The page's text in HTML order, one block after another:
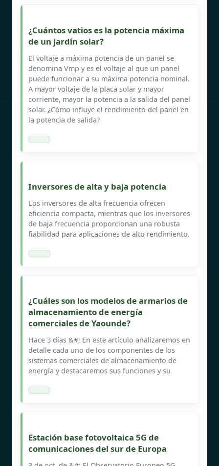
¿Cuántos vatios es la potencia máxima
de un jardín solar?
El voltaje a máxima potencia de un panel se
denomina Vmp y es el voltaje al que un panel
puede funcionar a su máxima potencia nominal.
A mayor voltaje de la placa solar y mayor
corriente, mayor la potencia a la salida del panel
solar. ¿Cómo influye el rendimiento del panel en
la potencia de salida?
Inversores de alta y baja potencia
Los inversores de alta frecuencia ofrecen
eficiencia compacta, mientras que los inversores
de baja frecuencia proporcionan una robusta
fiabilidad para aplicaciones de alto rendimiento.
¿Cuáles son los modelos de armarios de
almacenamiento de energía
comerciales de Yaounde?
Hace 3 días &#; En este artículo analizaremos en
detalle cada uno de los componentes de los
sistemas comerciales de almacenamiento de
energía y destacaremos sus funciones y su
Estación base fotovoltaica 5G de
comunicaciones del sur de Europa